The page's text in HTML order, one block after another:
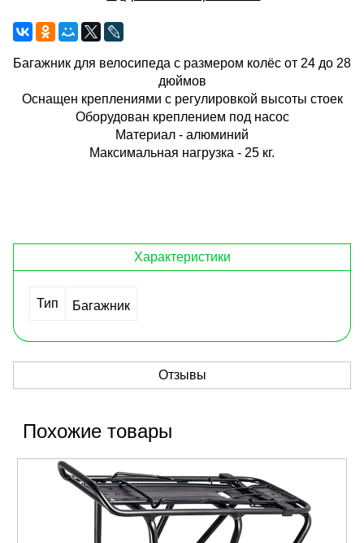
Багажник для велосипеда с размером колёс от 24 до 28
дюймов
Оснащен креплениями с регулировкой высоты стоек
Оборудован креплением под насос
Материал - алюминий
Максимальная нагрузка - 25 кг.
Характеристики
Тип Багажник
Отзывы
Похожие товары